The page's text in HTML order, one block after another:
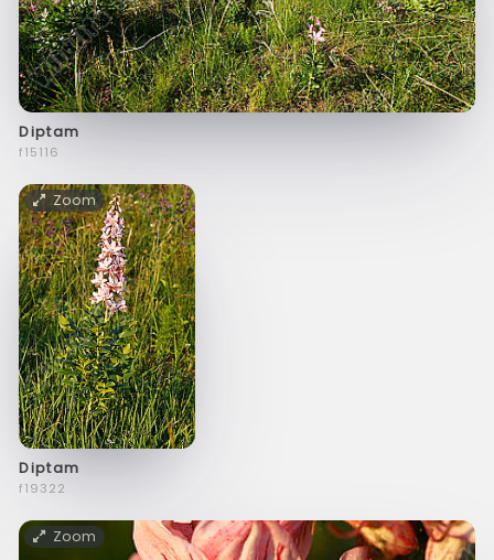
Diptam
f15116
Zoom
Diptam
f19322
Zoom